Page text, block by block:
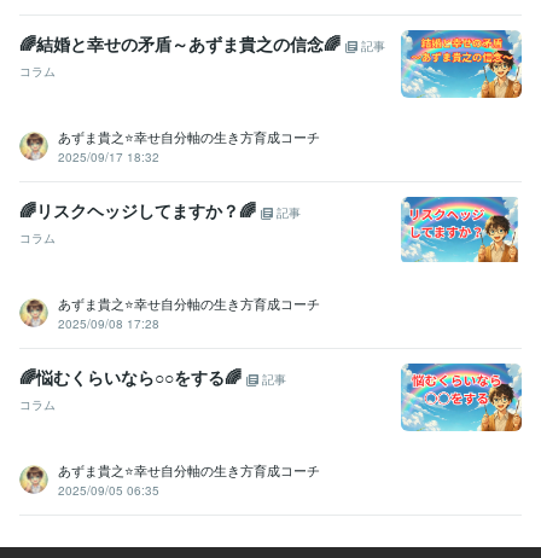
🌈結婚と幸せの矛盾～あずま貴之の信念🌈
記事
コラム
あずま貴之⭐幸せ自分軸の生き方育成コーチ
2025/09/17 18:32
🌈リスクヘッジしてますか？🌈
記事
コラム
あずま貴之⭐幸せ自分軸の生き方育成コーチ
2025/09/08 17:28
🌈悩むくらいなら○○をする🌈
記事
コラム
あずま貴之⭐幸せ自分軸の生き方育成コーチ
2025/09/05 06:35